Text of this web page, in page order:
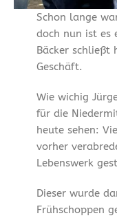
Schon lange
doch nun ist es
Bäcker schließt
Geschäft.
Wie wichig
für die
heute sehen:
vorher
Lebenswerk
Dieser wurde
Frühschoppen